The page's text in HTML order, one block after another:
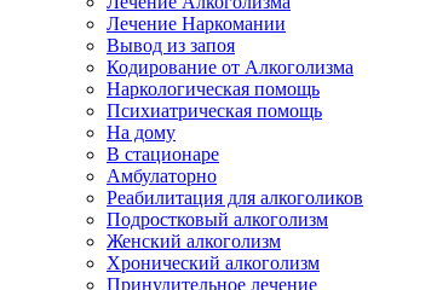
Лечение Наркомании
Вывод из запоя
Кодирование от Алкоголизма
Наркологическая помощь
Психиатрическая помощь
На дому
В стационаре
Амбулаторно
Реабилитация для алкоголиков
Подростковый алкоголизм
Женский алкоголизм
Хронический алкоголизм
Принудительное лечение